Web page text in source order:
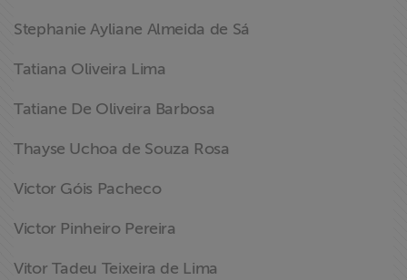
Stephanie Ayliane Almeida de Sá
Tatiana Oliveira Lima
Tatiane De Oliveira Barbosa
Thayse Uchoa de Souza Rosa
Victor Góis Pacheco
Victor Pinheiro Pereira
Vitor Tadeu Teixeira de Lima